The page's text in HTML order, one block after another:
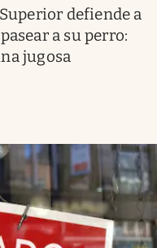
defiende a
a su perro:
jugosa